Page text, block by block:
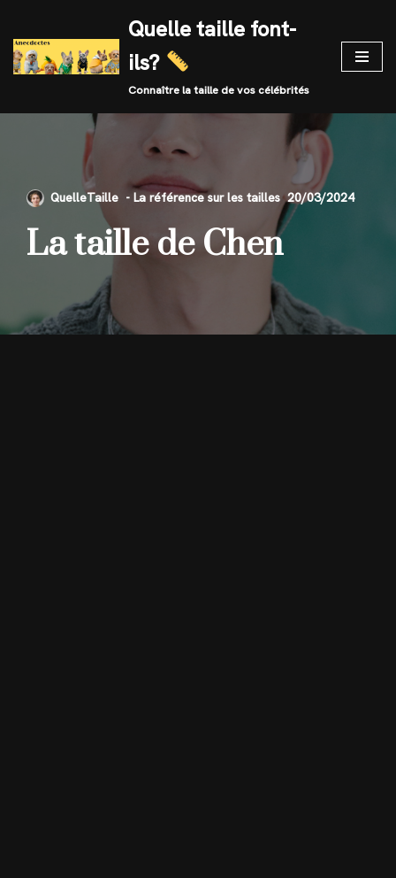
Skip
to
Quelle taille font-
ils?
Connaître la taille de vos célébrités
QuelleTaille 20/03/2024
La taille de Chen